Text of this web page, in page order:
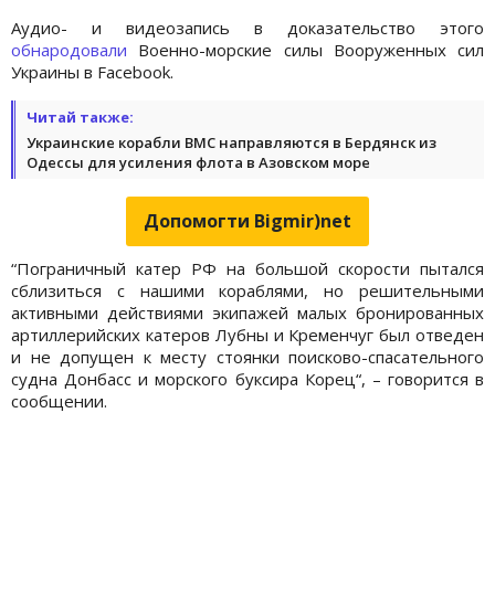
Аудио- и видеозапись в доказательство этого
обнародовали Военно-морские силы Вооруженных сил
Украины в Facebook.
Читай также:
Украинские корабли ВМС направляются в Бердянск из
Одессы для усиления флота в Азовском море
Допомогти Bigmir)net
“Пограничный катер РФ на большой скорости пытался
сблизиться с нашими кораблями, но решительными
активными действиями экипажей малых бронированных
артиллерийских катеров Лубны и Кременчуг был отведен
и не допущен к месту стоянки поисково-спасательного
судна Донбасс и морского буксира Корец“, – говорится в
сообщении.